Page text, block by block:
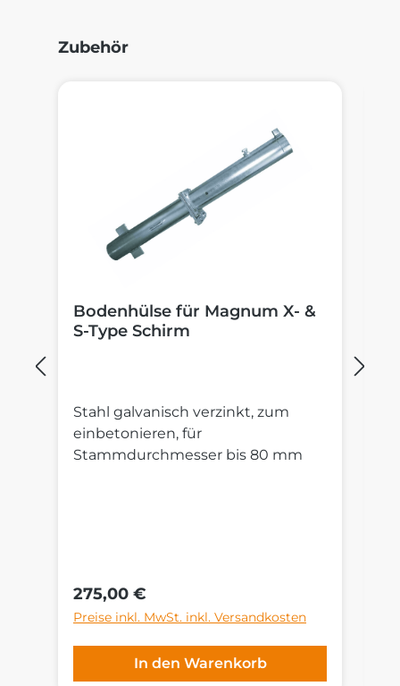
Produktgalerie überspringen
Zubehör
Bodenhülse für Magnum X- &
S-Type Schirm
Stahl galvanisch verzinkt, zum
einbetonieren, für
Stammdurchmesser bis 80 mm
Regulärer Preis:
275,00 €
Preise inkl. MwSt. inkl. Versandkosten
In den Warenkorb